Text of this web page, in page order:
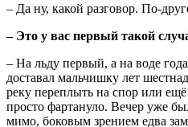
– Да ну, какой разговор. По-
– Это у вас первый такой
– На льду первый, а на воде
доставал мальчишку лет
реку переплыть на спор или
просто фартануло. Вечер уже
мимо, боковым зрением едва